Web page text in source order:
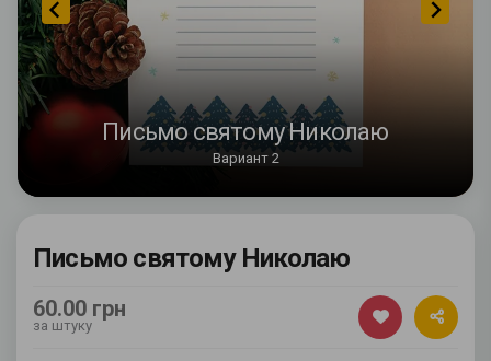
Письмо святому Николаю
Вариант 2
Письмо святому Николаю
60.00 грн
за штуку